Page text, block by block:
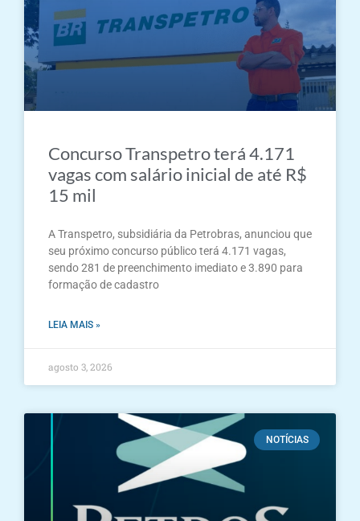
Concurso Transpetro terá 4.171
vagas com salário inicial de até R$
15 mil
A Transpetro, subsidiária da Petrobras, anunciou que
seu próximo concurso público terá 4.171 vagas,
sendo 281 de preenchimento imediato e 3.890 para
formação de cadastro
LEIA MAIS »
agosto 3, 2026
NOTÍCIAS